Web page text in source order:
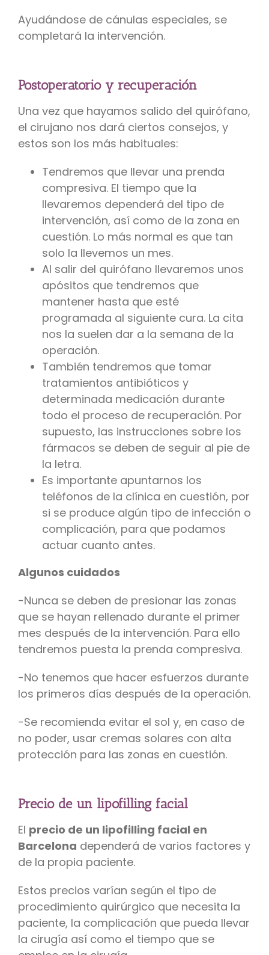
Ayudándose de cánulas especiales, se
completará la intervención.
Postoperatorio y recuperación
Una vez que hayamos salido del quirófano,
el cirujano nos dará ciertos consejos, y
estos son los más habituales:
Tendremos que llevar una prenda
compresiva. El tiempo que la
llevaremos dependerá del tipo de
intervención, así como de la zona en
cuestión. Lo más normal es que tan
solo la llevemos un mes.
Al salir del quirófano llevaremos unos
apósitos que tendremos que
mantener hasta que esté
programada al siguiente cura. La cita
nos la suelen dar a la semana de la
operación.
También tendremos que tomar
tratamientos antibióticos y
determinada medicación durante
todo el proceso de recuperación. Por
supuesto, las instrucciones sobre los
fármacos se deben de seguir al pie de
la letra.
Es importante apuntarnos los
teléfonos de la clínica en cuestión, por
si se produce algún tipo de infección o
complicación, para que podamos
actuar cuanto antes.
Algunos cuidados
-Nunca se deben de presionar las zonas
que se hayan rellenado durante el primer
mes después de la intervención. Para ello
tendremos puesta la prenda compresiva.
-No tenemos que hacer esfuerzos durante
los primeros días después de la operación.
-Se recomienda evitar el sol y, en caso de
no poder, usar cremas solares con alta
protección para las zonas en cuestión.
Precio de un lipofilling facial
El precio de un lipofilling facial en
Barcelona dependerá de varios factores y
de la propia paciente.
Estos precios varían según el tipo de
procedimiento quirúrgico que necesita la
paciente, la complicación que pueda llevar
la cirugía así como el tiempo que se